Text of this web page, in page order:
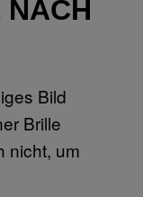
NACH
nicht, um